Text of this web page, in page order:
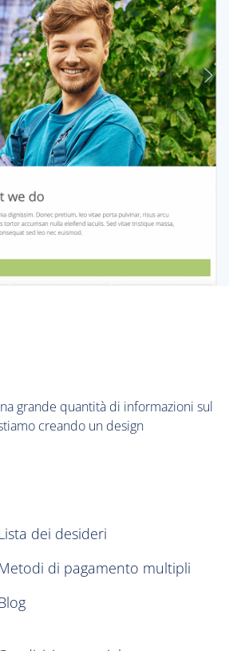
grande quantità di informazioni sul
creando un design
dei desideri
di pagamento multipli